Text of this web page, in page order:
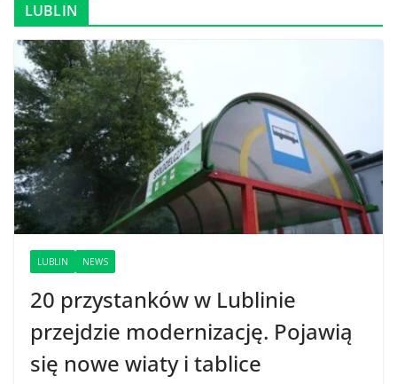
LUBLIN
LUBLIN NEWS
20 przystanków w Lublinie
przejdzie modernizację. Pojawią
się nowe wiaty i tablice